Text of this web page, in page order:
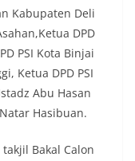
Kabupaten Deli
DPD
PSI Kota Binjai
Ketua DPD PSI
Abu Hasan
Hasibuan.
Bakal Calon